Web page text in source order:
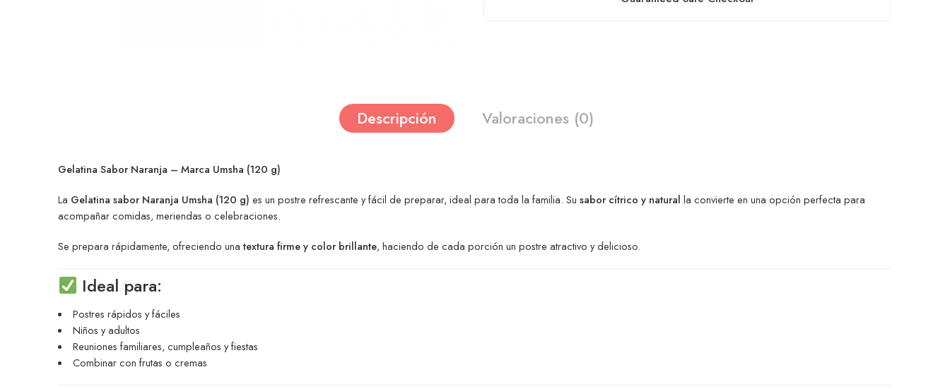
Descripción Valoraciones (0)
Gelatina Sabor Naranja – Marca Umsha (120 g)
La Gelatina sabor Naranja Umsha (120 g) es un postre refrescante y fácil de preparar, ideal para toda la familia. Su sabor cítrico y natural la convierte en una opción perfecta para
acompañar comidas, meriendas o celebraciones.
Se prepara rápidamente, ofreciendo una textura firme y color brillante, haciendo de cada porción un postre atractivo y delicioso.
Ideal para:
Postres rápidos y fáciles
Niños y adultos
Reuniones familiares, cumpleaños y fiestas
Combinar con frutas o cremas